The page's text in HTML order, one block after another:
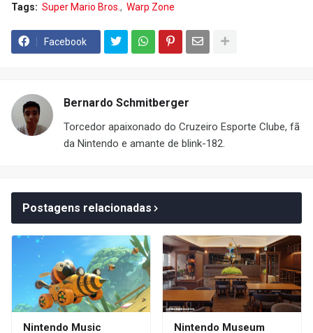
Tags: Super Mario Bros. Warp Zone
Facebook
Bernardo Schmitberger
Torcedor apaixonado do Cruzeiro Esporte Clube, fã
da Nintendo e amante de blink-182.
Postagens relacionadas
Nintendo Music
Nintendo Museum